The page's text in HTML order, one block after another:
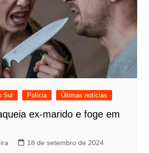
Sul Polícia Últimas notícias
ex-marido e foge em
18 de setembro de 2024